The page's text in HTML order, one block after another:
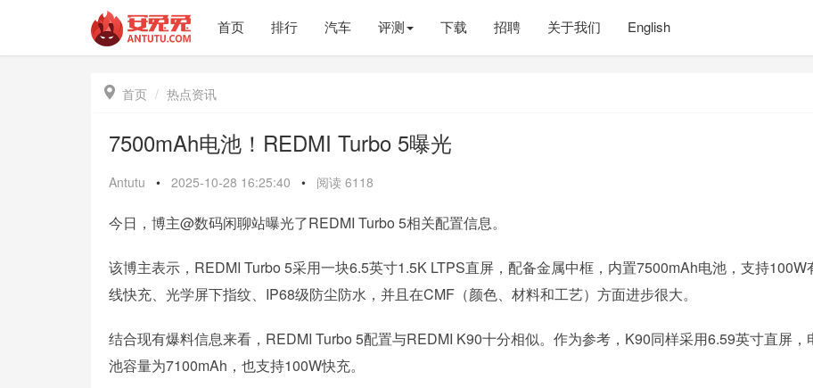
首页 排行 汽车 评测 下载 招聘 关于我们 English
 首页 热点资讯
7500mAh电池！REDMI Turbo 5曝光
Antutu • 2025-10-28 16:25:40 • 阅读 6118
今日，博主@数码闲聊站曝光了REDMI Turbo 5相关配置信息。
该博主表示，REDMI Turbo 5采用一块6.5英寸1.5K LTPS直屏，配备金属中框，内置7500mAh电池，支持100W
线快充、光学屏下指纹、IP68级防尘防水，并且在CMF（颜色、材料和工艺）方面进步很大。
结合现有爆料信息来看，REDMI Turbo 5配置与REDMI K90十分相似。作为参考，K90同样采用6.59英寸直屏，
池容量为7100mAh，也支持100W快充。